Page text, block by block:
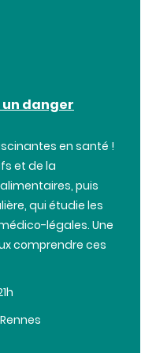
danger
en santé !
et de la
puis
qui étudie les
légales. Une
comprendre ces